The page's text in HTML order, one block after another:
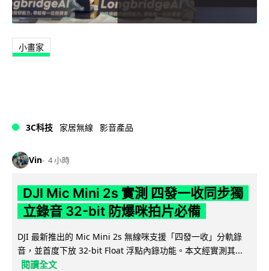
小畫家
3C科技 家居無線 影音產品
Vin 4 小時
DJI Mic Mini 2s 實測 四發一收同步獨
立錄音 32-bit 防爆咪拍片必備
DJI 最新推出的 Mic Mini 2s 無線咪支援「四發一收」分軌錄
音，並首度下放 32-bit Float 浮點內錄功能。本文經實測其...
閱讀全文